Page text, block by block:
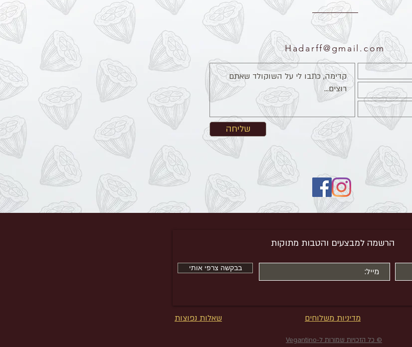
Hadarff@gmail.com
שליחה
הרשמה למבצעים והטבות מתוקות
בבקשה צרפי אותי
שאלות נפוצות מדיניות משלוחים
© כל הזכויות שמורות ל-Vegantino